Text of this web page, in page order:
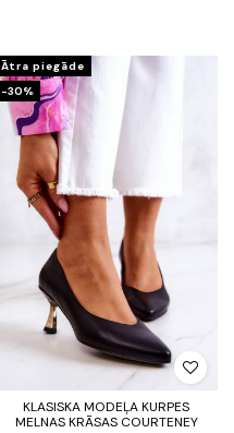
Ātra piegāde
-30%
KLASISKA MODEĻA KURPES
MELNAS KRĀSAS COURTENEY